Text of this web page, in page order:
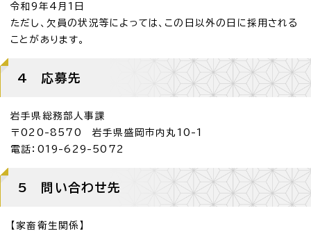
令和9年4月1日
ただし、欠員の状況等によっては、この日以外の日に採用される
ことがあります。
4 応募先
岩手県総務部人事課
〒020-8570 岩手県盛岡市内丸10-1
電話：019-629-5072
5 問い合わせ先
【家畜衛生関係】